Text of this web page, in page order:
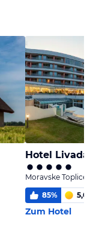
Hotel Livada
Moravske Toplice,
85% 5,0
Zum Hotel